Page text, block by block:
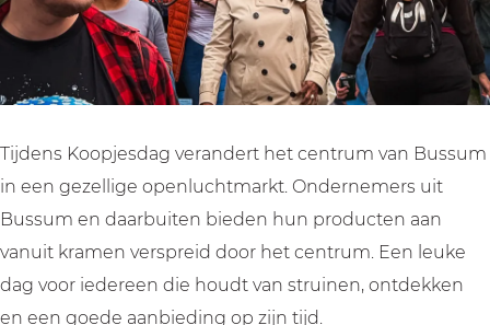
s
u
m
u
s
u
B
u
s
s
B
u
s
m
Tijdens Koopjesdag verandert het centrum van Bussum
in een gezellige openluchtmarkt. Ondernemers uit
Bussum en daarbuiten bieden hun producten aan
vanuit kramen verspreid door het centrum. Een leuke
dag voor iedereen die houdt van struinen, ontdekken
en een goede aanbieding op zijn tijd.